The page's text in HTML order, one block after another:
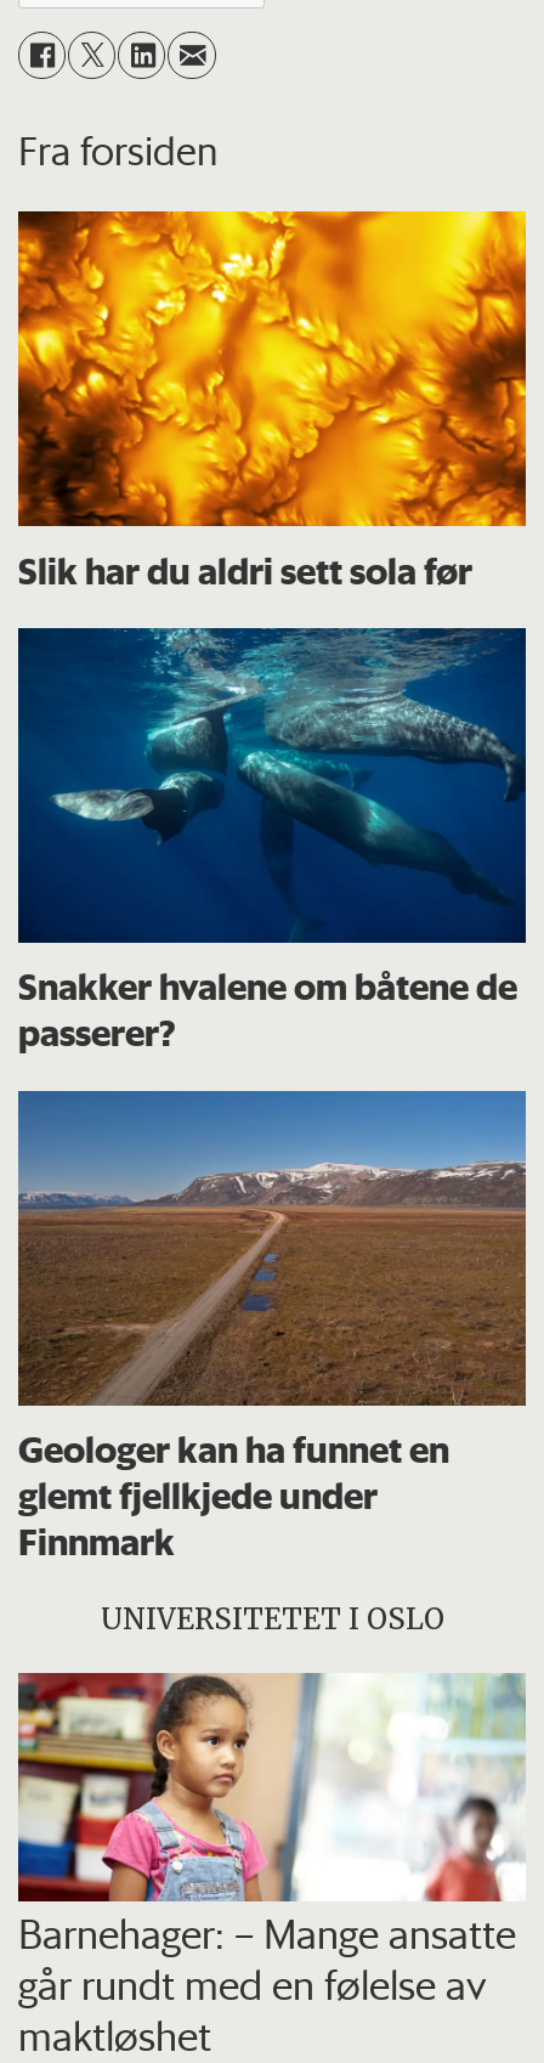
Fra forsiden
Slik har du aldri sett sola før
Snakker hvalene om båtene de
passerer?
Geologer kan ha funnet en
glemt fjellkjede under
Finnmark
UNIVERSITETET I OSLO
Barnehager: – Mange ansatte
går rundt med en følelse av
maktløshet